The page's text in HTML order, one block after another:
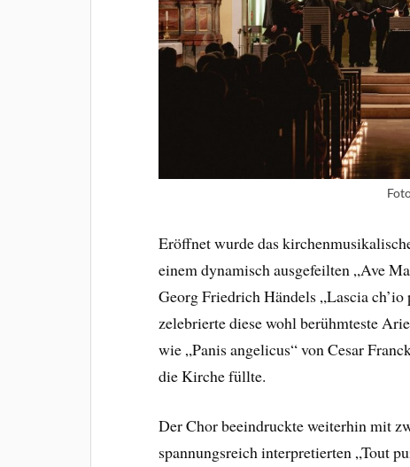
Eröffnet wurde das
einem dynamisch ausgefeilten „Ave
Georg Friedrich Händels „Lascia
zelebrierte diese wohl berühmteste
wie „Panis angelicus“ von Cesar
die Kirche füllte.
Der Chor beeindruckte weiterhin mit
spannungsreich interpretierten „Tout